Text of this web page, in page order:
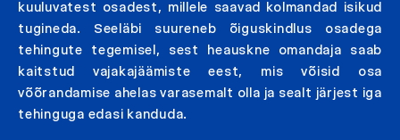
kuuluvatest osadest, millele saavad kolmandad isikud
tugineda. Seeläbi suureneb õiguskindlus osadega
tehingute tegemisel, sest heauskne omandaja saab
kaitstud vajakajäämiste eest, mis võisid osa
võõrandamise ahelas varasemalt olla ja sealt järjest iga
tehinguga edasi kanduda.